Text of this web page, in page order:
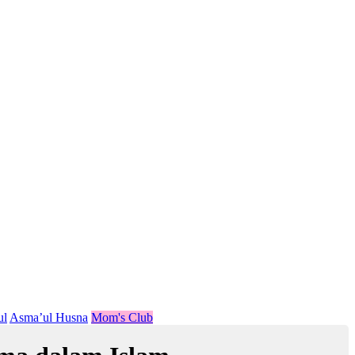
Asma’ul Husna Mom's Club